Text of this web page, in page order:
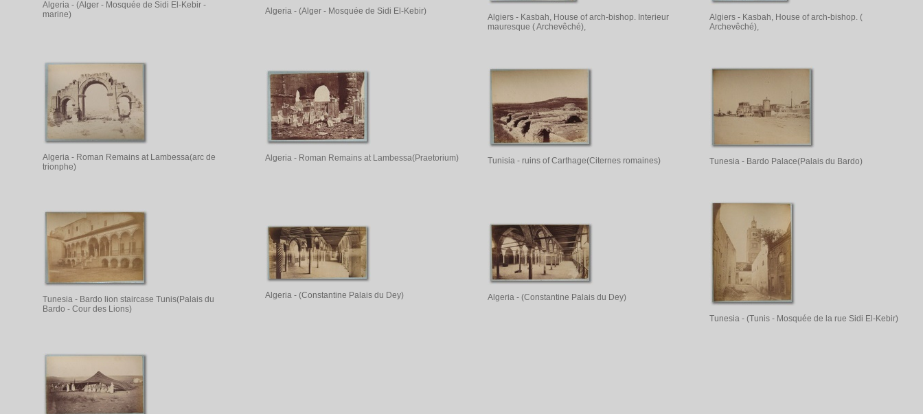
Algeria - (Alger - Mosquée de Sidi El-Kebir -
marine)
Algeria - (Alger - Mosquée de Sidi El-Kebir)
Algiers - Kasbah, House of arch-bishop. Interieur
mauresque ( Archevêché),
Algiers - Kasbah, House of arch-bishop. (
Archevêché),
Algeria - Roman Remains at Lambessa(arc de
trionphe)
Algeria - Roman Remains at Lambessa(Praetorium) Tunisia - ruins of Carthage(Citernes romaines) Tunesia - Bardo Palace(Palais du Bardo)
Tunesia - Bardo lion staircase Tunis(Palais du
Bardo - Cour des Lions)
Algeria - (Constantine Palais du Dey) Algeria - (Constantine Palais du Dey)
Tunesia - (Tunis - Mosquée de la rue Sidi El-Kebir)